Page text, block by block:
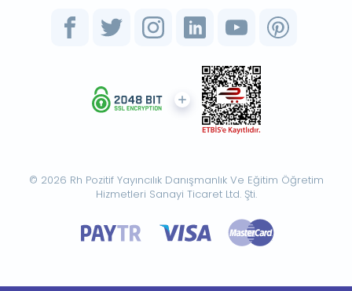
© 2026 Rh Pozitif Yayıncılık Danışmanlık Ve Eğitim Öğretim
Hizmetleri Sanayi Ticaret Ltd. Şti.